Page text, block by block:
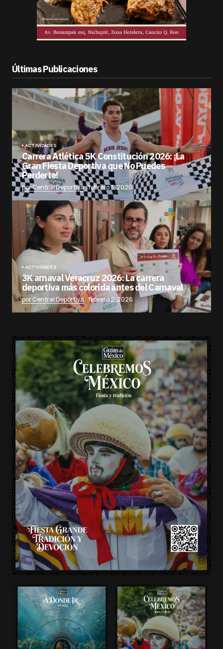
Últimas Publicaciones
ACTIVIDADES
Carrera Atlética 5K Constitución 2026: ¡La
Gran Fiesta Deportiva que No Puedes
Perderte!
por Central Deportiva febrero 3, 2026
ACTIVIDADES
3K arnaval Veracruz 2026: La carrera
deportiva más colorida antes del Carnaval
por Central Deportiva febrero 2, 2026